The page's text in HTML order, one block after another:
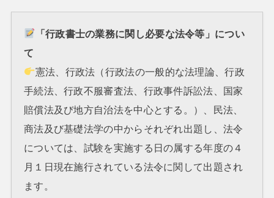
「行政書士の業務に関し必要な法令等」につい
て
憲法、行政法（行政法の一般的な法理論、行政
手続法、行政不服審査法、行政事件訴訟法、国家
賠償法及び地方自治法を中心とする。）、民法、
商法及び基礎法学の中からそれぞれ出題し、法令
については、試験を実施する日の属する年度の４
月１日現在施行されている法令に関して出題され
ます。